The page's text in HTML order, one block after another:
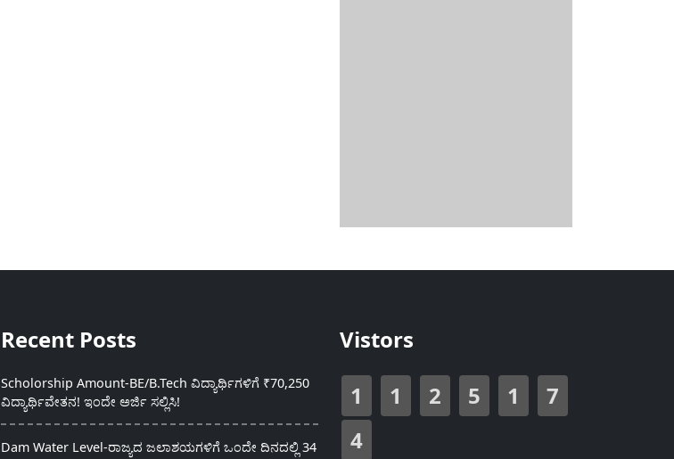
Recent Posts
Scholorship Amount-BE/B.Tech ವಿದ್ಯಾರ್ಥಿಗಳಿಗೆ ₹70,250
ವಿದ್ಯಾರ್ಥಿವೇತನ! ಇಂದೇ ಅರ್ಜಿ ಸಲ್ಲಿಸಿ!
Dam Water Level-ರಾಜ್ಯದ ಜಲಾಶಯಗಳಿಗೆ ಒಂದೇ ದಿನದಲ್ಲಿ 34
Vistors
1
1 2 5 1
7
4